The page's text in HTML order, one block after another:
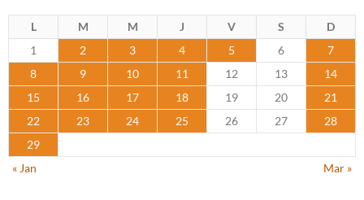
L M M J V S
D
1
2 3 4 5 6
7
8
9 10 11 12 13
14
15
16 17 18 19 20
21
22
23 24 25 26 27
28
29
« Jan
Mar »